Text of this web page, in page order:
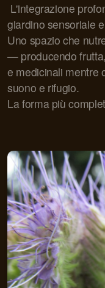
L'integrazione
giardino sensoriale
Uno spazio che
— producendo
e medicinali mentre
suono e rifugio.
La forma più